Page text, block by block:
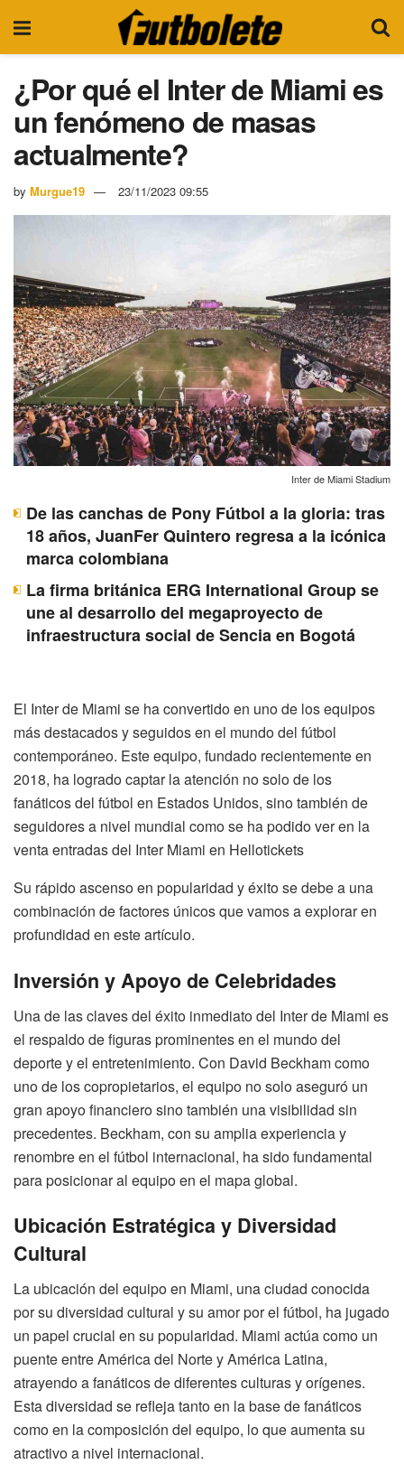
¿Por qué el Inter de Miami es
un fenómeno de masas
actualmente?
by Murgue19 23/11/2023 09:55
Inter de Miami Stadium
De las canchas de Pony Fútbol a la gloria: tras
18 años, JuanFer Quintero regresa a la icónica
marca colombiana
La firma británica ERG International Group se
une al desarrollo del megaproyecto de
infraestructura social de Sencia en Bogotá
El Inter de Miami se ha convertido en uno de los equipos
más destacados y seguidos en el mundo del fútbol
contemporáneo. Este equipo, fundado recientemente en
2018, ha logrado captar la atención no solo de los
fanáticos del fútbol en Estados Unidos, sino también de
seguidores a nivel mundial como se ha podido ver en la
venta entradas del Inter Miami en Hellotickets
Su rápido ascenso en popularidad y éxito se debe a una
combinación de factores únicos que vamos a explorar en
profundidad en este artículo.
Inversión y Apoyo de Celebridades
Una de las claves del éxito inmediato del Inter de Miami es
el respaldo de figuras prominentes en el mundo del
deporte y el entretenimiento. Con David Beckham como
uno de los copropietarios, el equipo no solo aseguró un
gran apoyo financiero sino también una visibilidad sin
precedentes. Beckham, con su amplia experiencia y
renombre en el fútbol internacional, ha sido fundamental
para posicionar al equipo en el mapa global.
Ubicación Estratégica y Diversidad
Cultural
La ubicación del equipo en Miami, una ciudad conocida
por su diversidad cultural y su amor por el fútbol, ha jugado
un papel crucial en su popularidad. Miami actúa como un
puente entre América del Norte y América Latina,
atrayendo a fanáticos de diferentes culturas y orígenes.
Esta diversidad se refleja tanto en la base de fanáticos
como en la composición del equipo, lo que aumenta su
atractivo a nivel internacional.